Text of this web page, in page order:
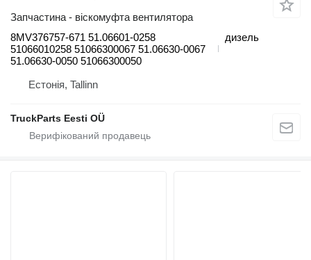
Запчастина - віскомуфта вентилятора
8MV376757-671 51.06601-0258
51066010258 51066300067 51.06630-0067
51.06630-0050 51066300050
дизель
Естонія, Tallinn
TruckParts Eesti OÜ